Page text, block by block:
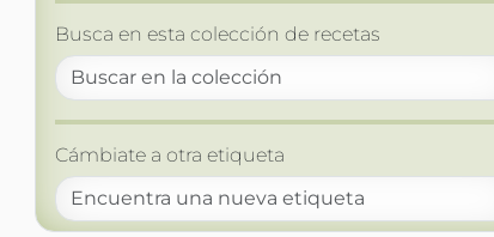
Busca en esta colección de recetas
Cámbiate a otra etiqueta